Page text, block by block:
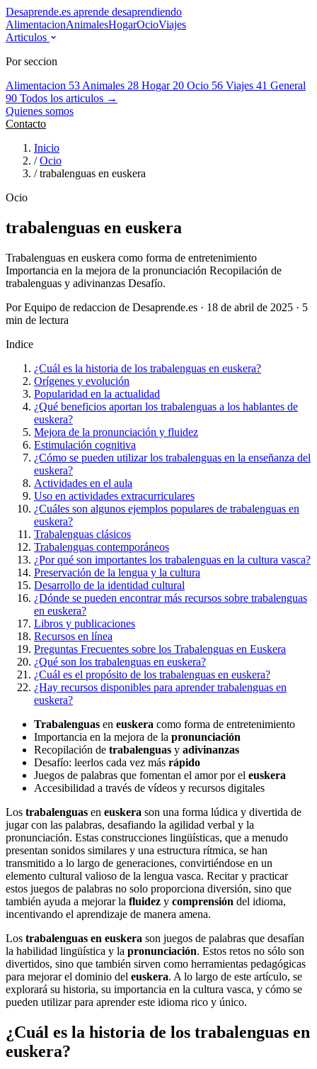
Desaprende.es aprende desaprendiendo
AlimentacionAnimalesHogarOcioViajes
Articulos
Por seccion
Alimentacion 53 Animales 28 Hogar 20 Ocio 56 Viajes 41 General
90 Todos los articulos →
Quienes somos
Contacto
Inicio
/ Ocio
/ trabalenguas en euskera
Ocio
trabalenguas en euskera
Trabalenguas en euskera como forma de entretenimiento
Importancia en la mejora de la pronunciación Recopilación de
trabalenguas y adivinanzas Desafío.
Por Equipo de redaccion de Desaprende.es · 18 de abril de 2025 · 5
min de lectura
Indice
¿Cuál es la historia de los trabalenguas en euskera?
Orígenes y evolución
Popularidad en la actualidad
¿Qué beneficios aportan los trabalenguas a los hablantes de
euskera?
Mejora de la pronunciación y fluidez
Estimulación cognitiva
¿Cómo se pueden utilizar los trabalenguas en la enseñanza del
euskera?
Actividades en el aula
Uso en actividades extracurriculares
¿Cuáles son algunos ejemplos populares de trabalenguas en
euskera?
Trabalenguas clásicos
Trabalenguas contemporáneos
¿Por qué son importantes los trabalenguas en la cultura vasca?
Preservación de la lengua y la cultura
Desarrollo de la identidad cultural
¿Dónde se pueden encontrar más recursos sobre trabalenguas
en euskera?
Libros y publicaciones
Recursos en línea
Preguntas Frecuentes sobre los Trabalenguas en Euskera
¿Qué son los trabalenguas en euskera?
¿Cuál es el propósito de los trabalenguas en euskera?
¿Hay recursos disponibles para aprender trabalenguas en
euskera?
Trabalenguas en euskera como forma de entretenimiento
Importancia en la mejora de la pronunciación
Recopilación de trabalenguas y adivinanzas
Desafío: leerlos cada vez más rápido
Juegos de palabras que fomentan el amor por el euskera
Accesibilidad a través de vídeos y recursos digitales
Los trabalenguas en euskera son una forma lúdica y divertida de
jugar con las palabras, desafiando la agilidad verbal y la
pronunciación. Estas construcciones lingüísticas, que a menudo
presentan sonidos similares y una estructura rítmica, se han
transmitido a lo largo de generaciones, convirtiéndose en un
elemento cultural valioso de la lengua vasca. Recitar y practicar
estos juegos de palabras no solo proporciona diversión, sino que
también ayuda a mejorar la fluidez y comprensión del idioma,
incentivando el aprendizaje de manera amena.
Los trabalenguas en euskera son juegos de palabras que desafían
la habilidad lingüística y la pronunciación. Estos retos no sólo son
divertidos, sino que también sirven como herramientas pedagógicas
para mejorar el dominio del euskera. A lo largo de este artículo, se
explorará su historia, su importancia en la cultura vasca, y cómo se
pueden utilizar para aprender este idioma rico y único.
¿Cuál es la historia de los trabalenguas en
euskera?